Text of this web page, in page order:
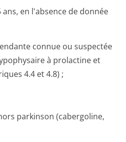
ans, en l'absence de donnée
connue ou suspectée
à prolactine et
4.4 et 4.8) ;
parkinson (cabergoline,